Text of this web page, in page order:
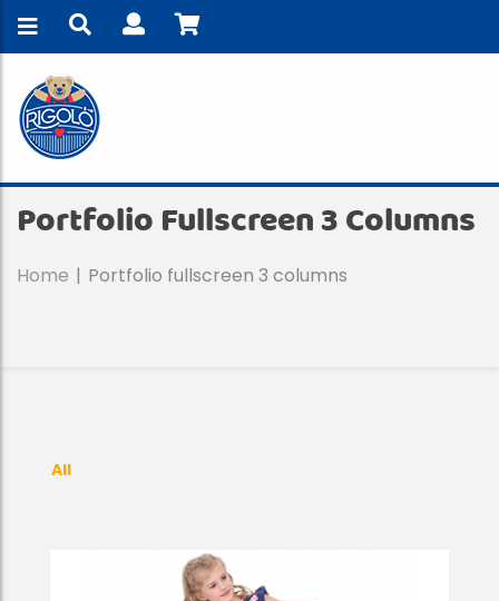
Portfolio Fullscreen 3 Columns
Home Portfolio fullscreen 3 columns
All